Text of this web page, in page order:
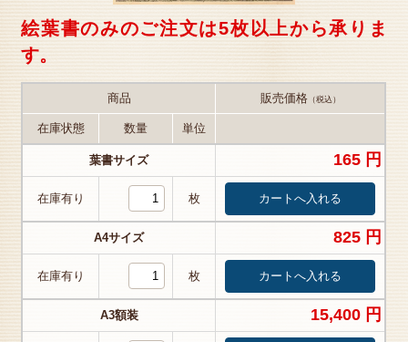
絵葉書のみのご注文は5枚以上から承りま
す。
商品 販売価格（税込）
在庫状態 数量 単位
葉書サイズ 165 円
在庫有り 枚
A4サイズ 825 円
在庫有り 枚
A3額装 15,400 円